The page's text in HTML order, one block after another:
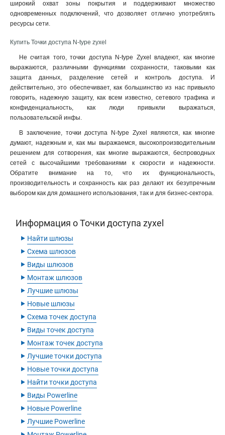
широкий охват зоны покрытия и поддерживают множество
одновременных подключений, что дозволяет отлично употреблять
ресурсы сети.
Купить Точки доступа N-type zyxel
Не считая того, точки доступа N-type Zyxel владеют, как многие
выражаются, различными функциями сохранности, таковыми как
защита данных, разделение сетей и контроль доступа. И
действительно, это обеспечивает, как большинство из нас привыкло
говорить, надежную защиту, как всем известно, сетевого трафика и
конфиденциальность, как люди привыкли выражаться,
пользовательской инфы.
В заключение, точки доступа N-type Zyxel являются, как многие
думают, надежным и, как мы выражаемся, высокопроизводительным
решением для сотворения, как многие выражаются, беспроводных
сетей с высочайшими требованиями к скорости и надежности.
Обратите внимание на то, что их функциональность,
производительность и сохранность как раз делают их безупречным
выбором как для домашнего использования, так и для бизнес-сектора.
Информация о Точки доступа zyxel
‣ Найти шлюзы
‣ Схема шлюзов
‣ Виды шлюзов
‣ Монтаж шлюзов
‣ Лучшие шлюзы
‣ Новые шлюзы
‣ Схема точек доступа
‣ Виды точек доступа
‣ Монтаж точек доступа
‣ Лучшие точки доступа
‣ Новые точки доступа
‣ Найти точки доступа
‣ Виды Powerline
‣ Новые Powerline
‣ Лучшие Powerline